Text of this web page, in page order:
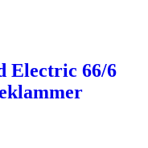
Electric 66/6